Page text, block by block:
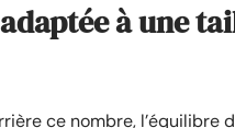
à une
ce nombre, l’équilibre